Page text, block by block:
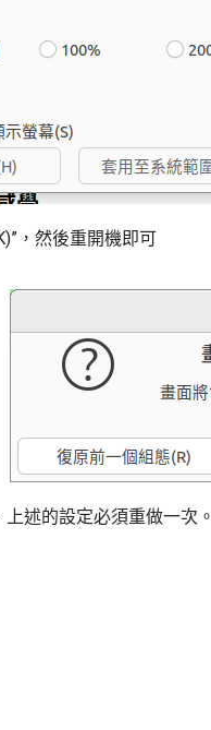
，然後重開機即可
述的設定必須重做一次。